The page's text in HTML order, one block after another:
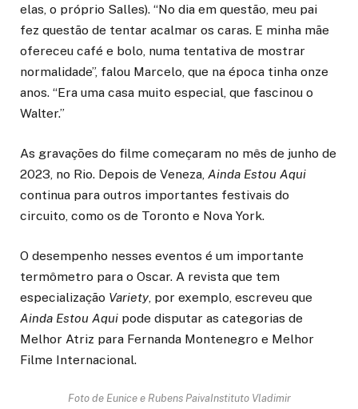
elas, o próprio Salles). “No dia em questão, meu pai
fez questão de tentar acalmar os caras. E minha mãe
ofereceu café e bolo, numa tentativa de mostrar
normalidade”, falou Marcelo, que na época tinha onze
anos. “Era uma casa muito especial, que fascinou o
Walter.”
As gravações do filme começaram no mês de junho de
2023, no Rio. Depois de Veneza, Ainda Estou Aqui
continua para outros importantes festivais do
circuito, como os de Toronto e Nova York.
O desempenho nesses eventos é um importante
termômetro para o Oscar. A revista que tem
especialização Variety, por exemplo, escreveu que
Ainda Estou Aqui pode disputar as categorias de
Melhor Atriz para Fernanda Montenegro e Melhor
Filme Internacional.
Foto de Eunice e Rubens PaivaInstituto Vladimir